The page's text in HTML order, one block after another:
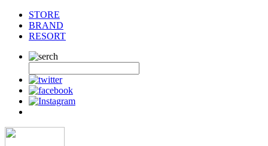
STORE
BRAND
RESORT